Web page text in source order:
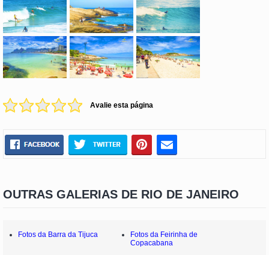
Avalie esta página
OUTRAS GALERIAS DE RIO DE JANEIRO
Fotos da Barra da Tijuca
Fotos da Feirinha de
Copacabana